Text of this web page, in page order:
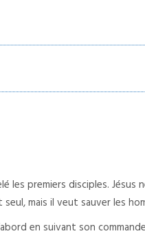
les premiers disciples.
mais il veut sauver les
en suivant son